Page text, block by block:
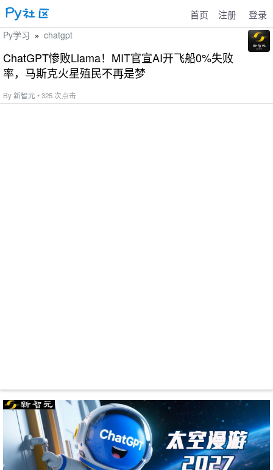
首页 注册 登录
Py学习 » chatgpt
ChatGPT惨败Llama！MIT官宣AI开飞船0%失败
率，马斯克火星殖民不再是梦
By新智元 • 325 次点击